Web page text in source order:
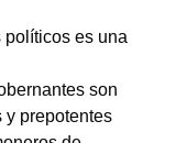
políticos es una
son
y prepotentes